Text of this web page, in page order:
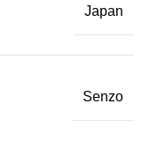
Japan
Senzo